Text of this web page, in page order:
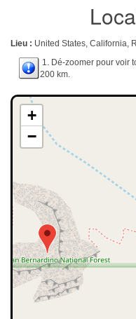
Lieu : United States, California,
1. Dé-zoomer pour voir
200 km.
+
−